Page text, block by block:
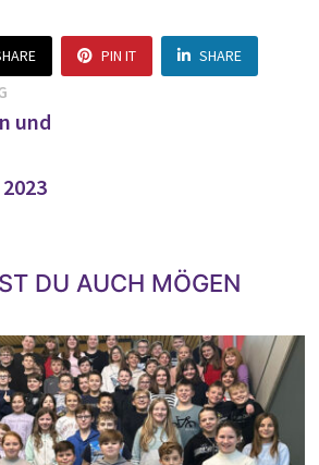
PIN IT SHARE
Vorheriger
Beitrag:
und
DU AUCH MÖGEN